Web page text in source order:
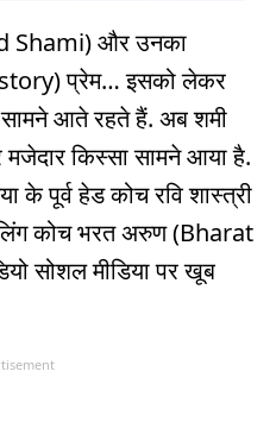
Shami) और उनका
प्रेम… इसको लेकर
आते रहते हैं. अब शमी
किस्सा सामने आया है.
के पूर्व हेड कोच रवि शास्त्री
कोच भरत अरुण (Bharat
सोशल मीडिया पर खूब